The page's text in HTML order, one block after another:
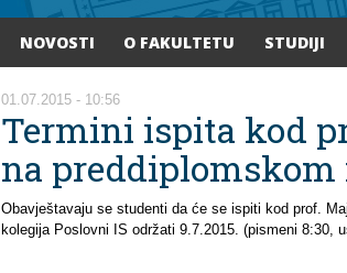
NOVOSTI O FAKULTETU STUDIJI
Vi ste ovdje
01.07.2015 - 10:56
Termini ispita kod
na
Obavještavaju se studenti da će se ispiti kod prof.
kolegija Poslovni IS održati 9.7.2015. (pismeni 8:30,